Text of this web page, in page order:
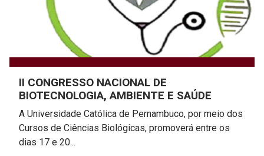
II CONGRESSO NACIONAL DE
BIOTECNOLOGIA, AMBIENTE E SAÚDE
A Universidade Católica de Pernambuco, por meio dos
Cursos de Ciências Biológicas, promoverá entre os
dias 17 e 20...